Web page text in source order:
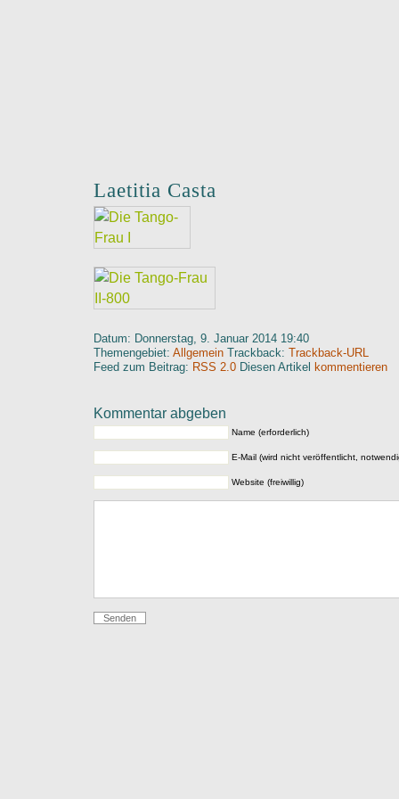
Laetitia Casta
Datum: Donnerstag, 9. Januar 2014 19:40
Themengebiet: Allgemein Trackback: Trackback-URL
Feed zum Beitrag: RSS 2.0 Diesen Artikel kommentieren
Kommentar abgeben
Name (erforderlich)
E-Mail (wird nicht veröffentlicht,
Website (freiwillig)